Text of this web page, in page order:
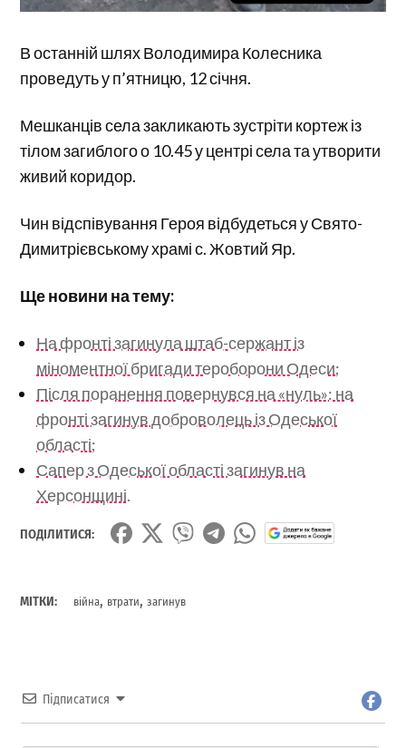
В останній шлях Володимира Колесника
проведуть у п’ятницю, 12 січня.
Мешканців села закликають зустріти кортеж із
тілом загиблого о 10.45 у центрі села та утворити
живий коридор.
Чин відспівування Героя відбудеться у Свято-
Димитрієвському храмі с. Жовтий Яр.
Ще новини на тему:
На фронті загинула штаб-сержант із
міноментної бригади тероборони Одеси;
Після поранення повернувся на «нуль»: на
фронті загинув доброволець із Одеської
області;
Сапер з Одеської області загинув на
Херсонщині.
ПОДІЛИТИСЯ:
МІТКИ: війна, втрати,загинув
Підписатися